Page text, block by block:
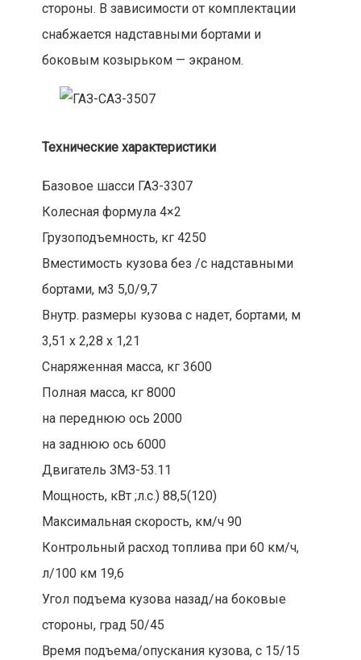
стороны. В зависимости от комплектации
снабжается надставными бортами и
боковым козырьком — экраном.
Технические характеристики
Базовое шасси ГАЗ-3307
Колесная формула 4×2
Грузоподъемность, кг 4250
Вместимость кузова без /с надставными
бортами, м3 5,0/9,7
Внутр. размеры кузова с надет, бортами, м
3,51 х 2,28 х 1,21
Снаряженная масса, кг 3600
Полная масса, кг 8000
на переднюю ось 2000
на заднюю ось 6000
Двигатель ЗМЗ-53.11
Мощность, кВт ;л.с.) 88,5(120)
Максимальная скорость, км/ч 90
Контрольный расход топлива при 60 км/ч,
л/100 км 19,6
Угол подъема кузова назад/на боковые
стороны, град 50/45
Время подъема/опускания кузова, с 15/15